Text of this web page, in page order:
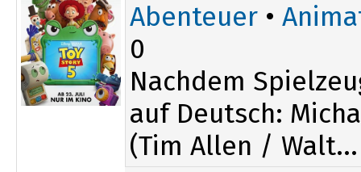
Abenteuer •
0
Nachdem
auf Deutsch:
(Tim Allen / Walt...